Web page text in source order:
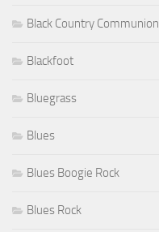
Black Country Communion
Blackfoot
Bluegrass
Blues
Blues Boogie Rock
Blues Rock